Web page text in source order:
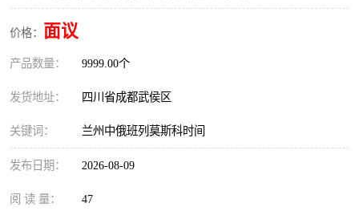
价格： 面议
产品数量： 9999.00个
发货地址： 四川省成都武侯区
关键词： 兰州中俄班列莫斯科时间
发布日期： 2026-08-09
阅 读 量： 47